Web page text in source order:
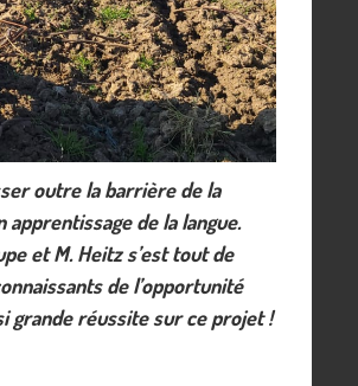
outre la barrière de la
de la langue.
et M. Heitz s’est tout de
de l’opportunité
grande réussite sur ce projet !